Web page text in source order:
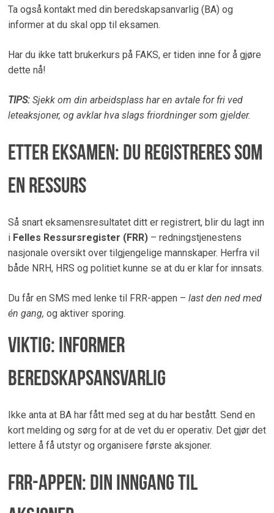
Ta også kontakt med din beredskapsanvarlig (BA) og
informer at du skal opp til eksamen.
Har du ikke tatt brukerkurs på FAKS, er tiden inne for å gjøre
dette nå!
TIPS:Sjekk om din arbeidsplass har en avtale for fri ved
leteaksjoner, og avklar hva slags friordninger som gjelder.
Etter eksamen: Du registreres som
en ressurs
Så snart eksamensresultatet ditt er registrert, blir du lagt inn
i Felles Ressursregister (FRR)– redningstjenestens
nasjonale oversikt over tilgjengelige mannskaper. Herfra vil
både NRH, HRS og politiet kunne se at du er klar for innsats.
Du får en SMS med lenke til FRR-appen – last den ned med
én gang, og aktiver sporing.
Viktig: Informer
beredskapsansvarlig
Ikke anta at BA har fått med seg at du har bestått. Send en
kort melding og sørg for at de vet du er operativ. Det gjør det
lettere å få utstyr og organisere første aksjoner.
FRR-appen: Din inngang til